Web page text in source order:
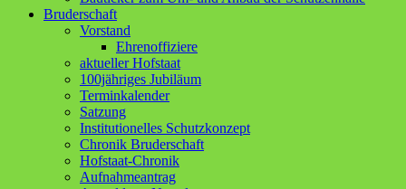
Bruderschaft
Vorstand
Ehrenoffiziere
aktueller Hofstaat
100jähriges Jubiläum
Terminkalender
Satzung
Institutionelles Schutzkonzept
Chronik Bruderschaft
Hofstaat-Chronik
Aufnahmeantrag